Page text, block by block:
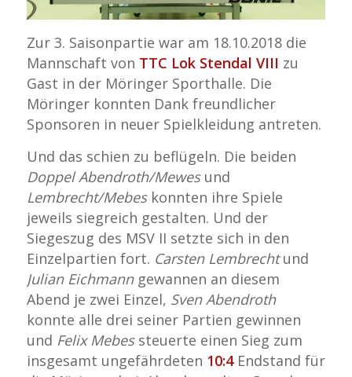
Zur 3. Saisonpartie war am 18.10.2018 die
Mannschaft von TTC Lok Stendal VIII zu
Gast in der Möringer Sporthalle. Die
Möringer konnten Dank freundlicher
Sponsoren in neuer Spielkleidung antreten.
Und das schien zu beflügeln. Die beiden
Doppel Abendroth/Mewesund
Lembrecht/Mebeskonnten ihre Spiele
jeweils siegreich gestalten. Und der
Siegeszug des MSV II setzte sich in den
Einzelpartien fort. Carsten Lembrechtund
Julian Eichmanngewannen an diesem
Abend je zwei Einzel, Sven Abendroth
konnte alle drei seiner Partien gewinnen
und Felix Mebessteuerte einen Sieg zum
insgesamt ungefährdeten 10:4Endstand für